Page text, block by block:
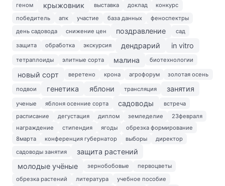
геном крыжовник выставка доклад
конкурс
победитель
апк участие база данных
феноспектры
день садовода
снижение цен поздравление сад
защита обработка экскурсия дендрарий in vitro
тетраплоиды элитные сорта малина биотехнологии
новый сорт веретено крона агрофорум золотая осень
подвои генетика яблони трансляция занятия
ученые яблоня осенние сорта садоводы
встреча
расписание
дегустация диплом земледелие
23февраля
награждение
стипендия ягоды
обрезка формирование
8марта
конференция губернатор выборы
директор
садоводы занятия
защита растений
молодые учёные
зернобобовые
первоцветы
обрезка растений
литература
учебное пособие